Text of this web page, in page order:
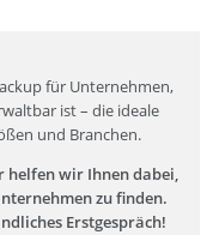
für Unternehmen,
ist – die ideale
und Branchen.
wir Ihnen dabei,
zu finden.
Erstgespräch!